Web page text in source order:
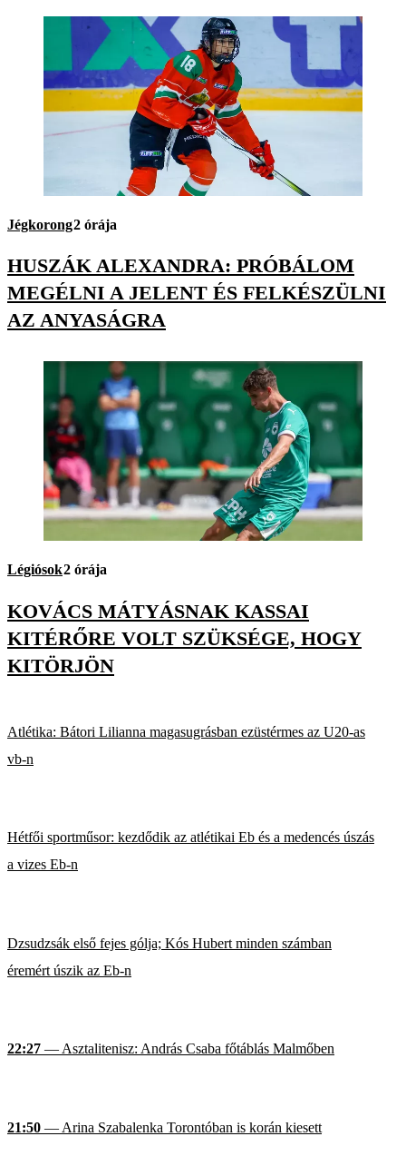
Jégkorong2 órája
HUSZÁK ALEXANDRA: PRÓBÁLOM
MEGÉLNI A JELENT ÉS FELKÉSZÜLNI
AZ ANYASÁGRA
Légiósok2 órája
KOVÁCS MÁTYÁSNAK KASSAI
KITÉRŐRE VOLT SZÜKSÉGE, HOGY
KITÖRJÖN
Atlétika: Bátori Lilianna magasugrásban ezüstérmes az U20-as
vb-n
Hétfői sportműsor: kezdődik az atlétikai Eb és a medencés úszás
a vizes Eb-n
Dzsudzsák első fejes gólja; Kós Hubert minden számban
éremért úszik az Eb-n
22:27 — Asztalitenisz: András Csaba főtáblás Malmőben
21:50 — Arina Szabalenka Torontóban is korán kiesett